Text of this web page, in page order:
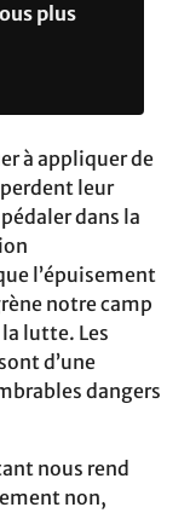
plus
à appliquer de
leur
dans la
l’épuisement
notre camp
lutte. Les
d’une
dangers
nous rend
non,